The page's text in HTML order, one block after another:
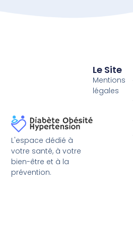
L'espace dédié à
votre santé, à votre
bien-être et à la
prévention.
Le Site
Mentions
légales